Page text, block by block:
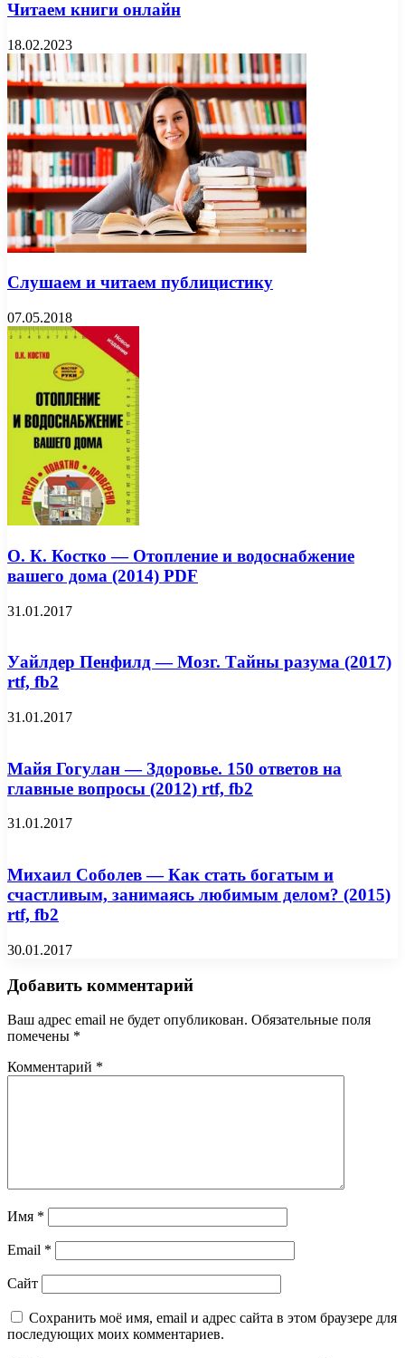
Читаем книги онлайн
18.02.2023
Слушаем и читаем публицистику
07.05.2018
О. К. Костко — Отопление и водоснабжение
вашего дома (2014) PDF
31.01.2017
Уайлдер Пенфилд — Мозг. Тайны разума (2017)
rtf, fb2
31.01.2017
Майя Гогулан — Здоровье. 150 ответов на
главные вопросы (2012) rtf, fb2
31.01.2017
Михаил Соболев — Как стать богатым и
счастливым, занимаясь любимым делом? (2015)
rtf, fb2
30.01.2017
Добавить комментарий
Ваш адрес email не будет опубликован. Обязательные поля
помечены *
Комментарий *
Имя *
Email *
Сайт
Сохранить моё имя, email и адрес сайта в этом браузере для
последующих моих комментариев.